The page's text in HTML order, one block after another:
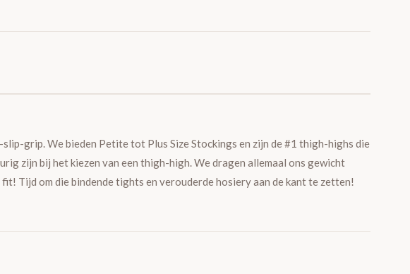
grip. We bieden Petite tot Plus Size Stockings en zijn de #1 thigh-highs die
zijn bij het kiezen van een thigh-high. We dragen allemaal ons gewicht
Tijd om die bindende tights en verouderde hosiery aan de kant te zetten!